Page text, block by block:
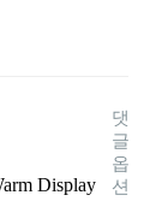
Display
댓
글
옵
션